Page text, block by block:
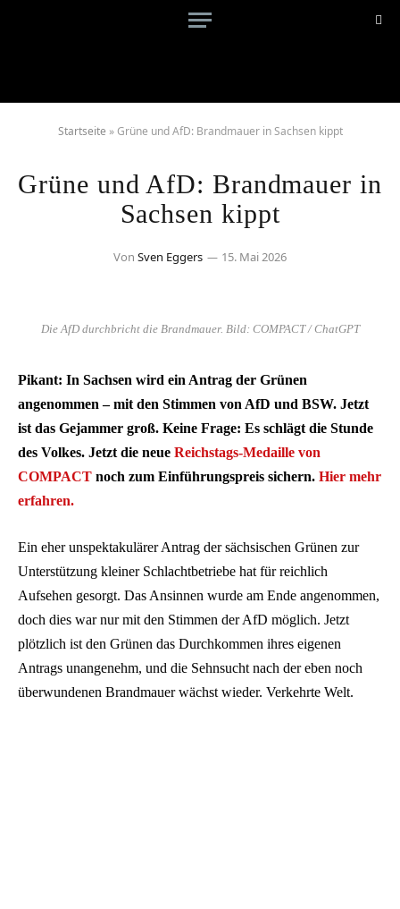
Startseite »Grüne und AfD: Brandmauer in Sachsen kippt
Grüne und AfD: Brandmauer in
Sachsen kippt
Von Sven Eggers 15. Mai 2026
Die AfD durchbricht die Brandmauer. Bild: COMPACT / ChatGPT
Pikant: In Sachsen wird ein Antrag der Grünen
angenommen – mit den Stimmen von AfD und BSW. Jetzt
ist das Gejammer groß. Keine Frage: Es schlägt die Stunde
des Volkes. Jetzt die neue Reichstags-Medaille von
COMPACT noch zum Einführungspreis sichern. Hier mehr
erfahren.
Ein eher unspektakulärer Antrag der sächsischen Grünen zur
Unterstützung kleiner Schlachtbetriebe hat für reichlich
Aufsehen gesorgt. Das Ansinnen wurde am Ende angenommen,
doch dies war nur mit den Stimmen der AfD möglich. Jetzt
plötzlich ist den Grünen das Durchkommen ihres eigenen
Antrags unangenehm, und die Sehnsucht nach der eben noch
überwundenen Brandmauer wächst wieder. Verkehrte Welt.